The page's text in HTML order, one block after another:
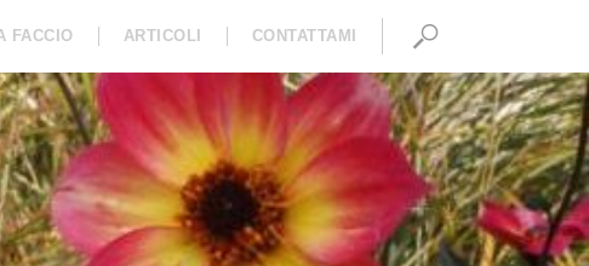
FACCIO ARTICOLI CONTATTAMI